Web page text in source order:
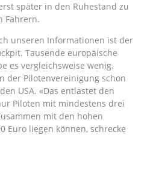
später in den Ruhestand zu
Fahrern.
unseren Informationen ist der
Tausende europäische
es vergleichsweise wenig.
der Pilotenvereinigung schon
USA. «Das entlastet den
Piloten mit mindestens drei
mit den hohen
Euro liegen können, schrecke